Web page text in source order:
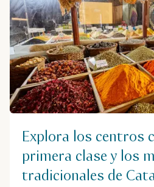
Explora los centros
primera clase y los
tradicionales de